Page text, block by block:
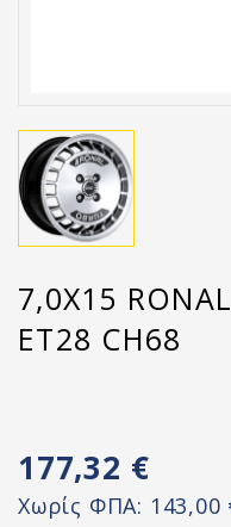
7,0X15
ET28 CH68
177,32 €
Χωρίς ΦΠΑ: 143,00